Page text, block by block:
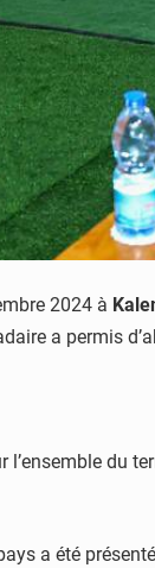
2024 à
a permis
l’ensemble
a été